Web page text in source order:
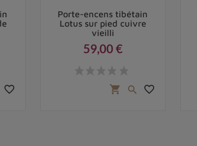
favorite_border
Porte-encens tibétain
Lotus sur pied cuivre
vieilli
59,00 €
shopping_cart  favorite_border